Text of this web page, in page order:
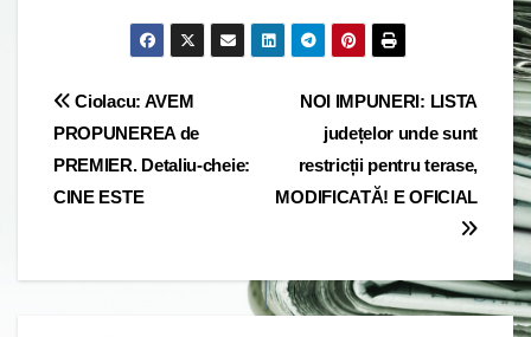
Post
navigation
NOI IMPUNERI: LISTA
județelor unde sunt
restricții pentru terase,
MODIFICATĂ! E OFICIAL
Ciolacu: AVEM
PROPUNEREA de
PREMIER. Detaliu-cheie:
CINE ESTE